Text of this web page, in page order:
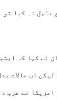
حاصل نہ کیا تو
نے کہا کہ
اب حالات
امریکا نے عرب